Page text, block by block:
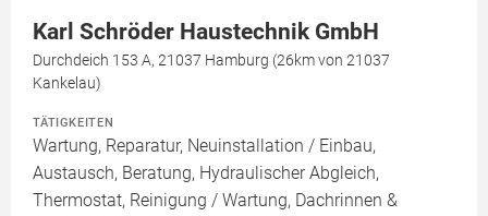
Karl Schröder Haustechnik GmbH
Durchdeich 153 A, 21037 Hamburg (26km von 21037
Kankelau)
TÄTIGKEITEN
Wartung, Reparatur, Neuinstallation / Einbau,
Austausch, Beratung, Hydraulischer Abgleich,
Thermostat, Reinigung / Wartung, Dachrinnen &